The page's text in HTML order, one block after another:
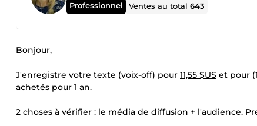
Professionnel Ventes au total643
Bonjour,
J'enregistre votre texte (voix-off) pour 11,55 $US et pour
achetés pour 1 an.
2 choses à vérifier : le média de diffusion + l'audience.